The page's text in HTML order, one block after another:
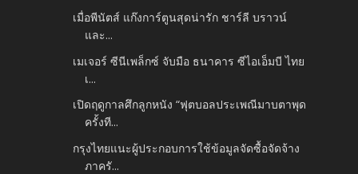
เมื่อพีนัตส์ แก๊งการ์ตูนสุดน่ารัก ชาร์ลี บราวน์
และ...
เมเจอร์ ซีนีเพล็กซ์ จับมือ ธนาคาร ซีไอเอ็มบี ไทย
เ...
เปิดฤดูกาลศึกลูกหนัง “ฟุตบอลประเพณีมาบตาพุด
ครั้งที...
กรุงไทยแนะผู้ประกอบการใช้ข้อมูลจัดซื้อจัดจ้าง
ภาครั...